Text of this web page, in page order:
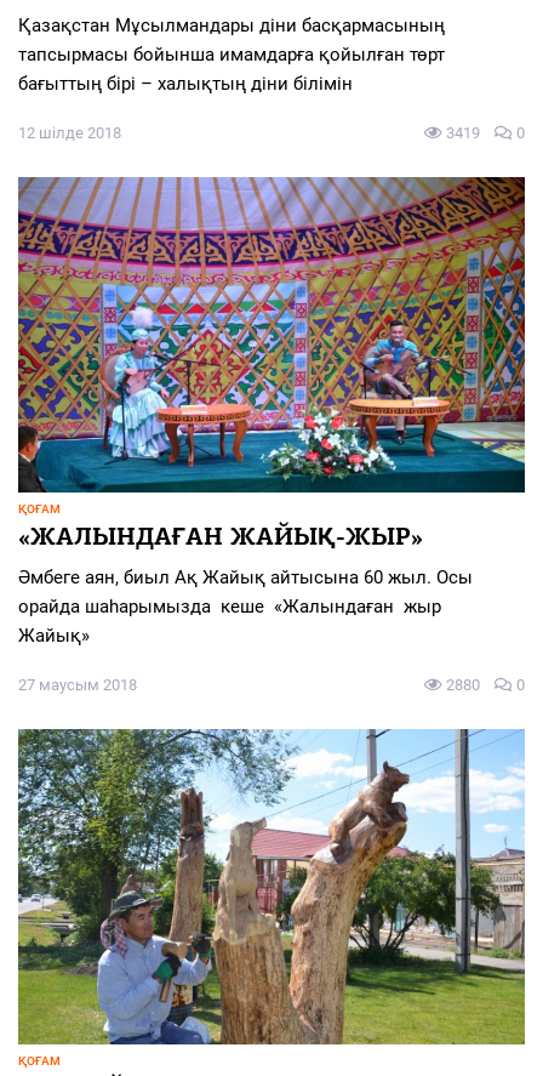
Қазақстан Мұсылмандары діни басқармасының
тапсырмасы бойынша имамдарға қойылған төрт
бағыттың бірі – халықтың діни білімін
12 шілде 2018 3419 0
ҚОҒАМ
«ЖАЛЫНДАҒАН ЖАЙЫҚ-ЖЫР»
Әмбеге аян, биыл Ақ Жайық айтысына 60 жыл. Осы
орайда шаһарымызда кеше «Жалындаған жыр
Жайық»
27 маусым 2018 2880 0
ҚОҒАМ